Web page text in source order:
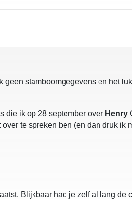
geen stamboomgegevens en het
die ik op 28 september over Henry
te spreken ben (en dan druk ik
Blijkbaar had je zelf al lang de